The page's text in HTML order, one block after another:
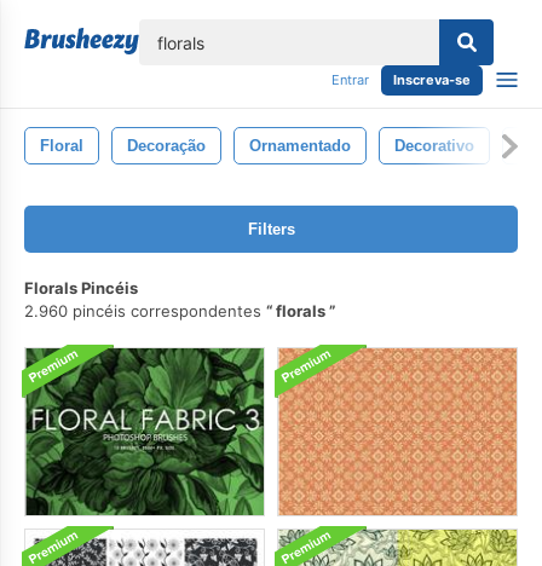
Entrar Inscreva-se
Floral Decoração Ornamentado Decorativo
Filters
Florals Pincéis
2.960 pincéis correspondentes
florals